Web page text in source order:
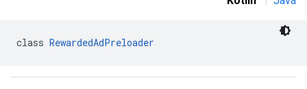
class RewardedAdPreloader